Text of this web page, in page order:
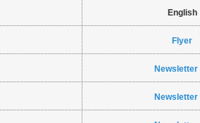
English
Flyer
Newsletter
Newsletter